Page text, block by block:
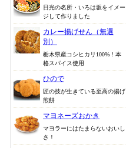
日光の名所・いろは坂をイメー
ジして作りました
カレー揚げせん（無選
別）
栃木県産コシヒカリ100%！本
格スパイス使用
ひので
匠の技が生きている至高の揚げ
煎餅
マヨネーズおかき
マヨラーにはたまらないおいし
さ！